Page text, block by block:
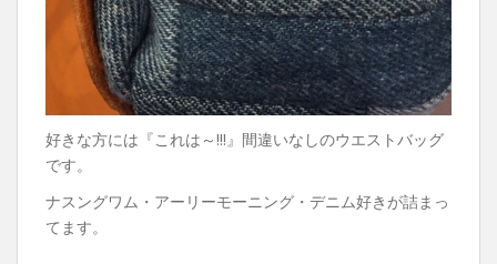
好きな方には『これは～!!!』間違いなしのウエストバッグ
です。
ナスングワム・アーリーモーニング・デニム好きが詰まっ
てます。